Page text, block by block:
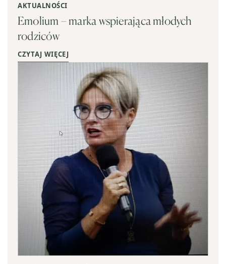
AKTUALNOŚCI
Emolium – marka wspierająca młodych
rodziców
CZYTAJ WIĘCEJ